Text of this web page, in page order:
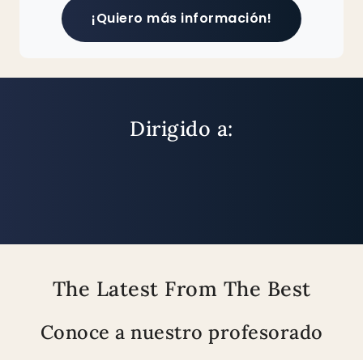
¡Quiero más información!
Dirigido a:
The Latest From The Best
Conoce a nuestro profesorado